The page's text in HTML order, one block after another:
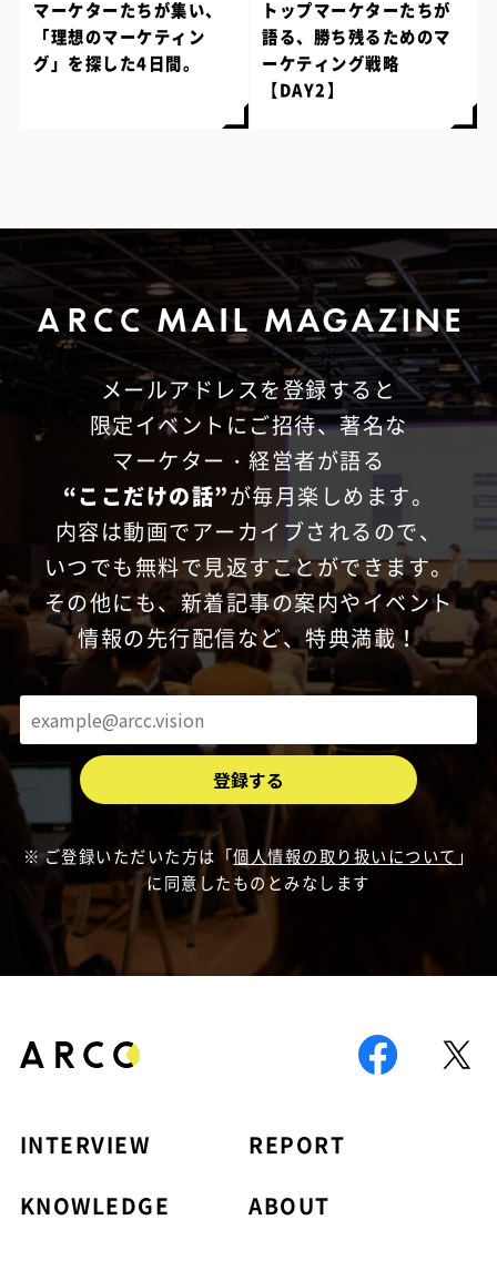
マーケターたちが集い、
「理想のマーケティン
グ」を探した4日間。
トップマーケターたちが
語る、勝ち残るためのマ
ーケティング戦略
【DAY2】
メールアドレスを登録すると
限定イベントにご招待、著名な
マーケター・経営者が語る
“ここだけの話”が毎月楽しめます。
内容は動画でアーカイブされるので、
いつでも無料で見返すことができます。
その他にも、新着記事の案内やイベント
情報の先行配信など、特典満載！
ご登録いただいた方は「個人情報の取り扱いについて 」
に同意したものとみなします
INTERVIEW
REPORT
KNOWLEDGE
ABOUT